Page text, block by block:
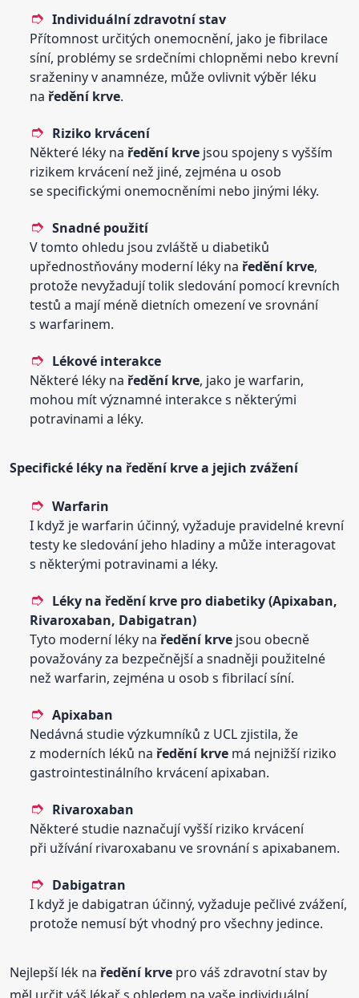
Individuální zdravotní stav
Přítomnost určitých onemocnění, jako je fibrilace
síní, problémy se srdečními chlopněmi nebo krevní
sraženiny v anamnéze, může ovlivnit výběr léku
naředění krve.
Riziko krvácení
Některé léky naředění krve jsou spojeny s vyšším
rizikem krvácení než jiné, zejména u osob
se specifickými onemocněními nebo jinými léky.
Snadné použití
V tomto ohledu jsou zvláště u diabetiků
upřednostňovány moderní léky naředění krve,
protože nevyžadují tolik sledování pomocí krevních
testů a mají méně dietních omezení ve srovnání
s warfarinem.
Lékové interakce
Některé léky naředění krve, jako je warfarin,
mohou mít významné interakce s některými
potravinami a léky.
Specifické léky naředění krvea jejich zvážení
Warfarin
I když je warfarin účinný, vyžaduje pravidelné krevní
testy ke sledování jeho hladiny a může interagovat
s některými potravinami a léky.
Léky naředění krve pro diabetiky (Apixaban,
Rivaroxaban, Dabigatran)
Tyto moderní léky naředění krve jsou obecně
považovány za bezpečnější a snadněji použitelné
než warfarin, zejména u osob s fibrilací síní.
Apixaban
Nedávná studie výzkumníků z UCL zjistila, že
z moderních léků naředění krve má nejnižší riziko
gastrointestinálního krvácení apixaban.
Rivaroxaban
Některé studie naznačují vyšší riziko krvácení
při užívání rivaroxabanu ve srovnání s apixabanem.
Dabigatran
I když je dabigatran účinný, vyžaduje pečlivé zvážení,
protože nemusí být vhodný pro všechny jedince.
Nejlepší lék naředění krve pro váš zdravotní stav by